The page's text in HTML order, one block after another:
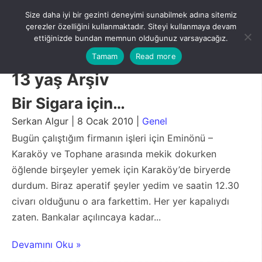
content
Menu
13 yaş Arşiv
Bir Sigara için…
Serkan Algur | 8 Ocak 2010 | Genel
Bugün çalıştığım firmanın işleri için Eminönü –
Karaköy ve Tophane arasında mekik dokurken
öğlende birşeyler yemek için Karaköy’de biryerde
durdum. Biraz aperatif şeyler yedim ve saatin 12.30
civarı olduğunu o ara farkettim. Her yer kapalıydı
zaten. Bankalar açılıncaya kadar...
Devamını Oku »
Size daha iyi bir gezinti deneyimi sunabilmek adına sitemiz
çerezler özelliğini kullanmaktadır. Siteyi kullanmaya devam
ettiğinizde bundan memnun olduğunuz varsayacağız.
Tamam
Read more